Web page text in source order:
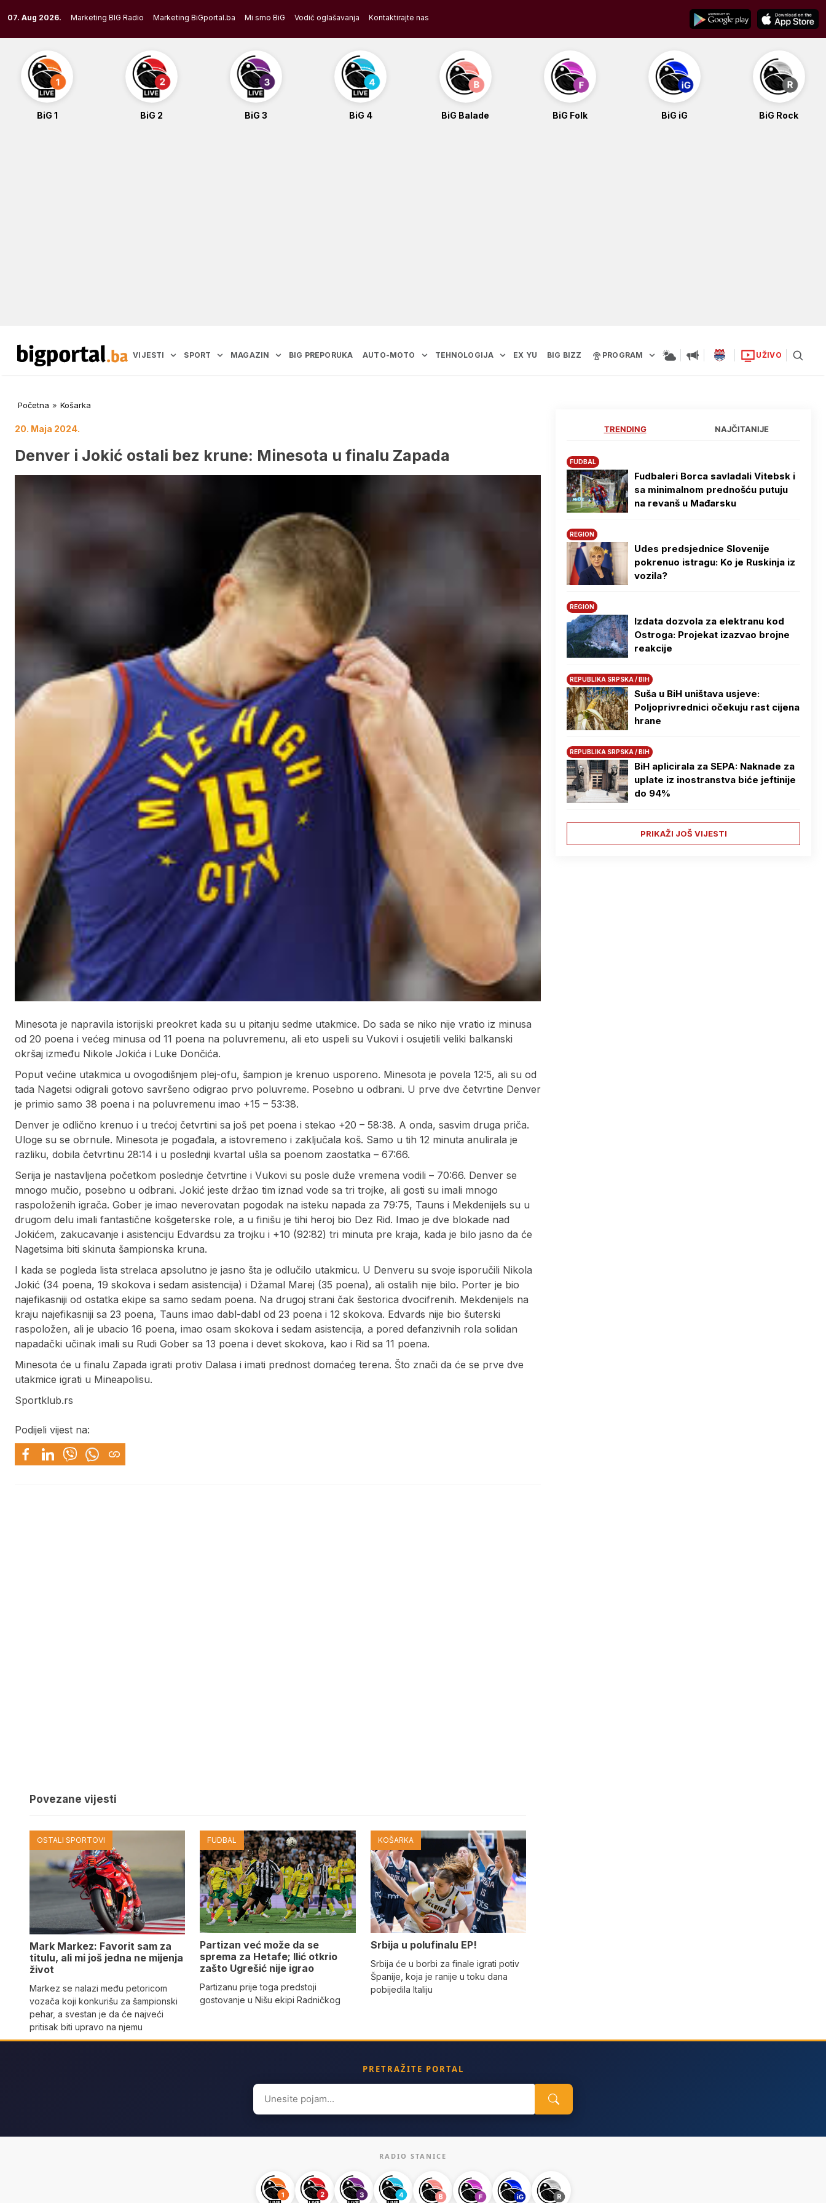
to
content
07. Aug 2026. Marketing BIG Radio Marketing BiGportal.ba Mi smo BiG Vodič oglašavanja Kontaktirajte nas
BiG 1 BiG 2 BiG 3 BiG 4 BiG Balade BiG Folk BiG iG BiG Rock
VIJESTI SPORT MAGAZIN BIG PREPORUKA AUTO-MOTO TEHNOLOGIJA EX YU BIG BIZZ PROGRAM UŽIVO
Početna » Košarka
20. Maja 2024.
Denver i Jokić ostali bez krune: Minesota u finalu Zapada
Minesota je napravila istorijski preokret kada su u pitanju sedme utakmice. Do sada se niko nije vratio iz minusa
od 20 poena i većeg minusa od 11 poena na poluvremenu, ali eto uspeli su Vukovi i osujetili veliki balkanski
okršaj između Nikole Jokića i Luke Dončića.
Poput većine utakmica u ovogodišnjem plej-ofu, šampion je krenuo usporeno. Minesota je povela 12:5, ali su od
tada Nagetsi odigrali gotovo savršeno odigrao prvo poluvreme. Posebno u odbrani. U prve dve četvrtine Denver
je primio samo 38 poena i na poluvremenu imao +15 – 53:38.
Denver je odlično krenuo i u trećoj četvrtini sa još pet poena i stekao +20 – 58:38. A onda, sasvim druga priča.
Uloge su se obrnule. Minesota je pogađala, a istovremeno i zaključala koš. Samo u tih 12 minuta anulirala je
razliku, dobila četvrtinu 28:14 i u poslednji kvartal ušla sa poenom zaostatka – 67:66.
Serija je nastavljena početkom poslednje četvrtine i Vukovi su posle duže vremena vodili – 70:66. Denver se
mnogo mučio, posebno u odbrani. Jokić jeste držao tim iznad vode sa tri trojke, ali gosti su imali mnogo
raspoloženih igrača. Gober je imao neverovatan pogodak na isteku napada za 79:75, Tauns i Mekdenijels su u
drugom delu imali fantastične košgeterske role, a u finišu je tihi heroj bio Dez Rid. Imao je dve blokade nad
Jokićem, zakucavanje i asistenciju Edvardsu za trojku i +10 (92:82) tri minuta pre kraja, kada je bilo jasno da će
Nagetsima biti skinuta šampionska kruna.
I kada se pogleda lista strelaca apsolutno je jasno šta je odlučilo utakmicu. U Denveru su svoje isporučili Nikola
Jokić (34 poena, 19 skokova i sedam asistencija) i Džamal Marej (35 poena), ali ostalih nije bilo. Porter je bio
najefikasniji od ostatka ekipe sa samo sedam poena. Na drugoj strani čak šestorica dvocifrenih. Mekdenijels na
kraju najefikasniji sa 23 poena, Tauns imao dabl-dabl od 23 poena i 12 skokova. Edvards nije bio šuterski
raspoložen, ali je ubacio 16 poena, imao osam skokova i sedam asistencija, a pored defanzivnih rola solidan
napadački učinak imali su Rudi Gober sa 13 poena i devet skokova, kao i Rid sa 11 poena.
Minesota će u finalu Zapada igrati protiv Dalasa i imati prednost domaćeg terena. Što znači da će se prve dve
utakmice igrati u Mineapolisu.
Sportklub.rs
Podijeli vijest na:
Povezane vijesti
OSTALI SPORTOVI
Mark Markez: Favorit sam za
titulu, ali mi još jedna ne mijenja
život
Markez se nalazi među petoricom
vozača koji konkurišu za šampionski
pehar, a svestan je da će najveći
pritisak biti upravo na njemu
FUDBAL
Partizan već može da se
sprema za Hetafe; Ilić otkrio
zašto Ugrešić nije igrao
Partizanu prije toga predstoji
gostovanje u Nišu ekipi Radničkog
KOŠARKA
Srbija u polufinalu EP!
Srbija će u borbi za finale igrati potiv
Španije, koja je ranije u toku dana
pobijedila Italiju
TRENDING NAJČITANIJE
FUDBAL
Fudbaleri Borca savladali Vitebsk i
sa minimalnom prednošću putuju
na revanš u Mađarsku
REGION
Udes predsjednice Slovenije
pokrenuo istragu: Ko je Ruskinja iz
vozila?
REGION
Izdata dozvola za elektranu kod
Ostroga: Projekat izazvao brojne
reakcije
REPUBLIKA SRPSKA / BIH
Suša u BiH uništava usjeve:
Poljoprivrednici očekuju rast cijena
hrane
REPUBLIKA SRPSKA / BIH
BiH aplicirala za SEPA: Naknade za
uplate iz inostranstva biće jeftinije
do 94%
PRIKAŽI JOŠ VIJESTI
PRETRAŽITE PORTAL
Search
for:
RADIO STANICE